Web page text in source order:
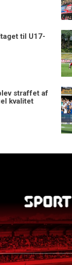
til U17-
straffet af
kvalitet